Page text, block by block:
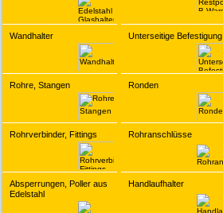
Wandhalter Unterseitige Befestigung
Rohre, Stangen Ronden
Rohrverbinder, Fittings Rohranschlüsse
Absperrungen, Poller aus
Edelstahl
Handlaufhalter